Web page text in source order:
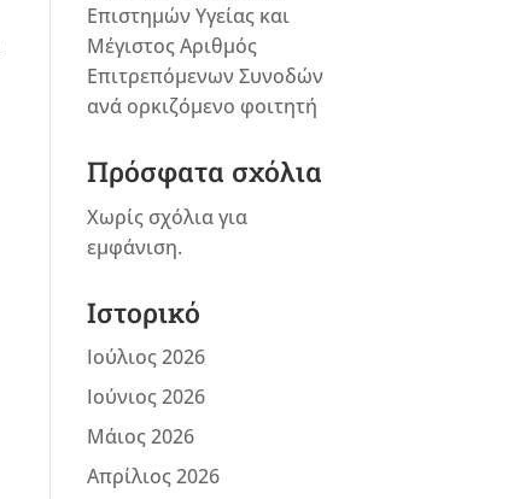
Επιστημών Υγείας και
Μέγιστος Αριθμός
Επιτρεπόμενων Συνοδών
ανά ορκιζόμενο φοιτητή
Πρόσφατα σχόλια
Χωρίς σχόλια για
εμφάνιση.
Ιστορικό
Ιούλιος 2026
Ιούνιος 2026
Μάιος 2026
Απρίλιος 2026